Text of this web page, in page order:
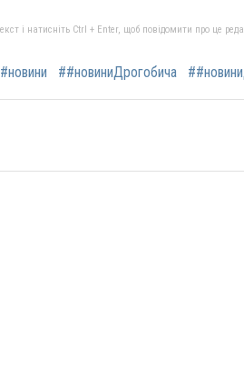
і натисніть Ctrl + Enter, щоб повідомити про це
##новиниДрогобича